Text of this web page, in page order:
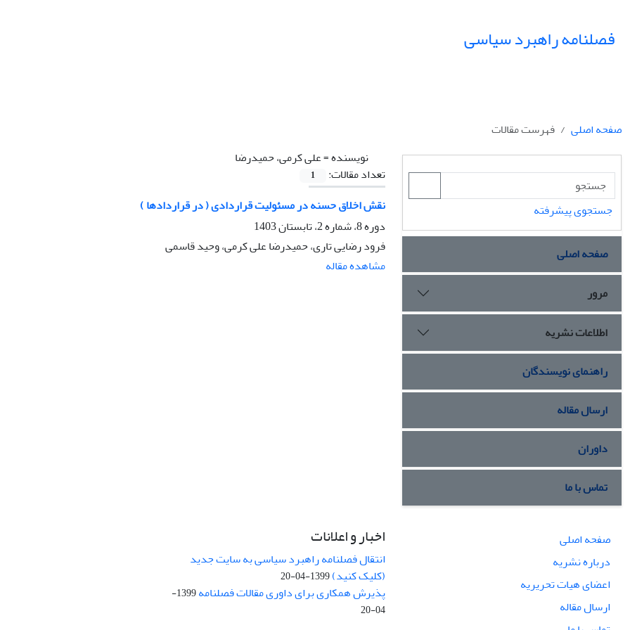
فصلنامه راهبرد سیاسی
صفحه اصلی
فهرست مقالات
نویسنده =علی کرمی، حمیدرضا
تعداد مقالات:
1
نقش اخلاق حسنه در مسئولیت قراردادی ( در قراردادها )
دوره 8، شماره 2، تابستان 1403
فرود رضایی تاری، حمیدرضا علی کرمی، وحید قاسمی
مشاهده مقاله
جستجوی پیشرفته
صفحه اصلی
مرور
اطلاعات نشریه
راهنمای نویسندگان
ارسال مقاله
داوران
تماس با ما
صفحه اصلی
درباره نشریه
اعضای هیات تحریریه
ارسال مقاله
اخبار و اعلانات
انتقال فصلنامه راهبرد سیاسی به سایت جدید
(کلیک کنید)1399-04-20
پذیرش همکاری برای داوری مقالات فصلنامه
1399-
04-20